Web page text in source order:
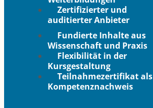
Zertifizierter und
auditierter Anbieter
Fundierte Inhalte aus
Wissenschaft und Praxis
Flexibilität in der
Kursgestaltung
Teilnahmezertifikat als
Kompetenznachweis